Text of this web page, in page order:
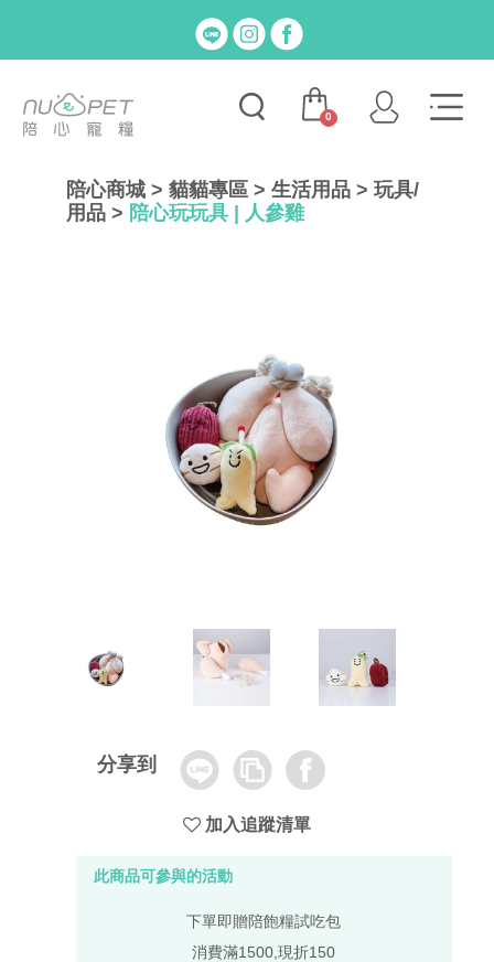
0
陪心商城 > 貓貓專區 > 生活用品 > 玩具/
用品 > 陪心玩玩具 | 人參雞
分享到 Line
Copy
Link
Facebook
加入追蹤清單
此商品可參與的活動
下單即贈陪飽糧試吃包
消費滿1500,現折150